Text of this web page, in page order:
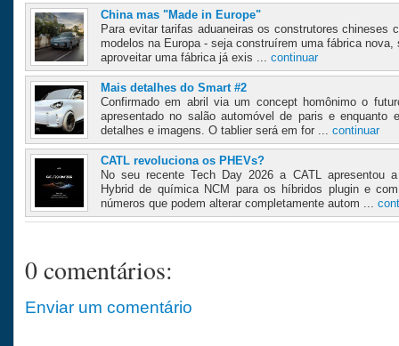
China mas "Made in Europe"
Para evitar tarifas aduaneiras os construtores chineses
modelos na Europa - seja construírem uma fábrica nova,
aproveitar uma fábrica já exis ... continuar
Mais detalhes do Smart #2
Confirmado em abril via um concept homônimo o
apresentado no salão automóvel de paris e enquanto
detalhes e imagens. O tablier será em for ... continuar
CATL revoluciona os PHEVs?
No seu recente Tech Day 2026 a CATL apresentou
Hybrid de química NCM para os híbridos plugin e
números que podem alterar completamente autom ...
0 comentários:
Enviar um comentário